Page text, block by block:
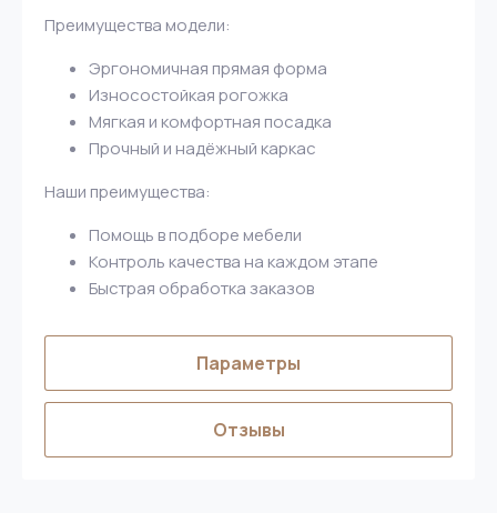
Преимущества модели:
Эргономичная прямая форма
Износостойкая рогожка
Мягкая и комфортная посадка
Прочный и надёжный каркас
Наши преимущества:
Помощь в подборе мебели
Контроль качества на каждом этапе
Быстрая обработка заказов
Параметры
Отзывы